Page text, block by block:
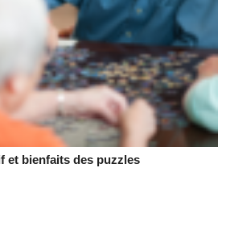
et bienfaits des puzzles